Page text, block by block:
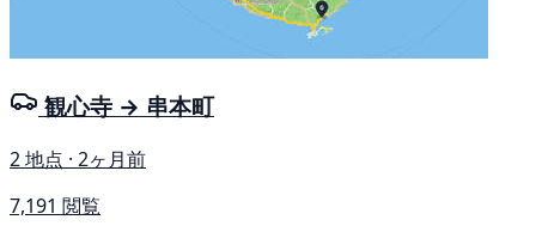
観心寺 → 串本町
2 地点 · 2ヶ月前
7,191 閲覧